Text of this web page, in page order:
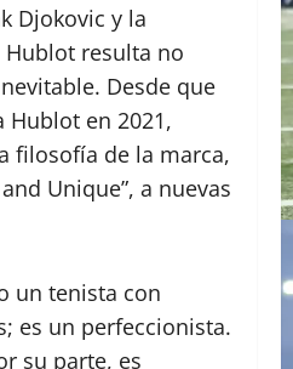
Djokovic y la
resulta no
Desde que
Hublot en 2021,
filosofía de la marca,
Unique”, a nuevas
un tenista con
es un perfeccionista.
su parte, es